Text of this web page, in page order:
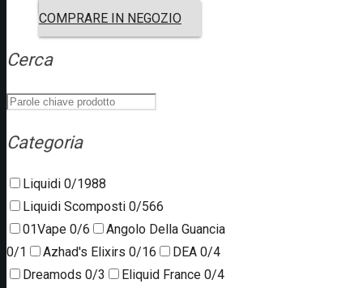
COMPRARE IN NEGOZIO
Cerca
Categoria
Liquidi 0/1988
Liquidi Scomposti 0/566
01Vape 0/6
Angolo Della Guancia
0/1
Azhad's Elixirs 0/16 DEA 0/4
Dreamods 0/3 Eliquid France 0/4